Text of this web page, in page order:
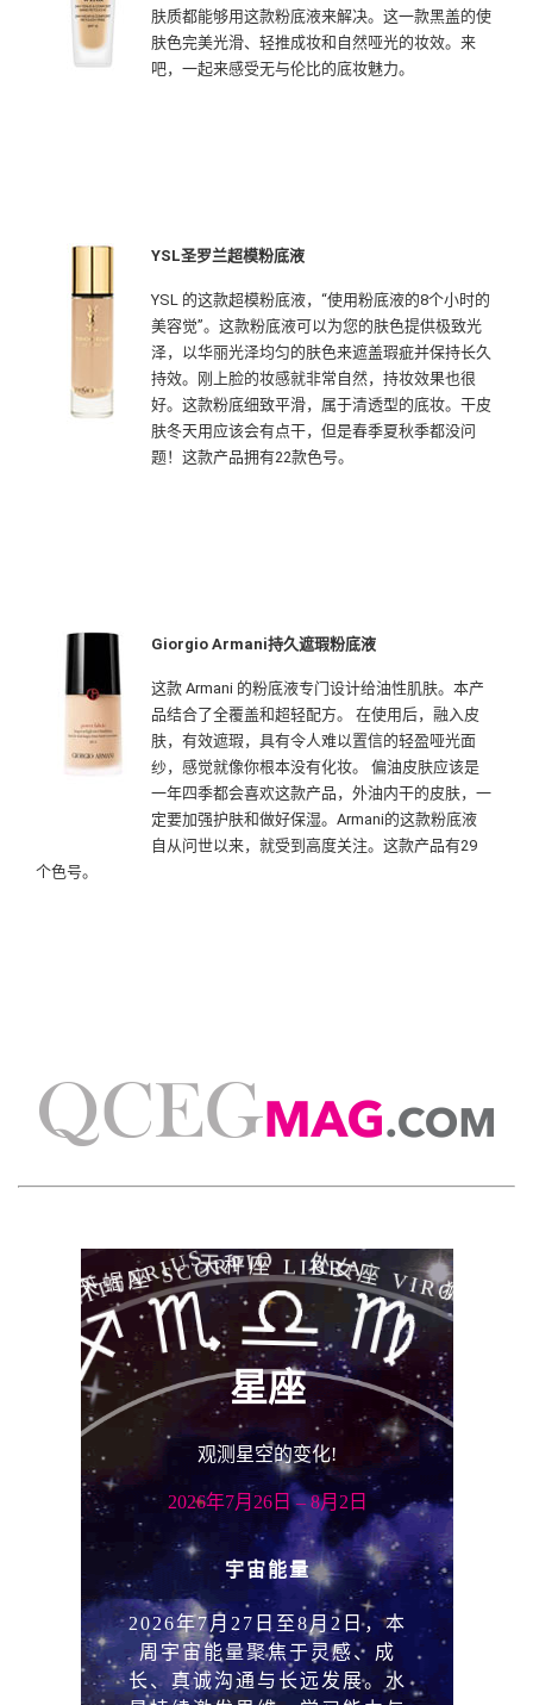
肤质都能够用这款粉底液来解决。这一款黑盖的使
肤色完美光滑、轻推成妆和自然哑光的妆效。来
吧，一起来感受无与伦比的底妆魅力。
YSL圣罗兰超模粉底液
YSL 的这款超模粉底液，“使用粉底液的8个小时的
美容觉”。这款粉底液可以为您的肤色提供极致光
泽，以华丽光泽均匀的肤色来遮盖瑕疵并保持长久
持效。刚上脸的妆感就非常自然，持妆效果也很
好。这款粉底细致平滑，属于清透型的底妆。干皮
肤冬天用应该会有点干，但是春季夏秋季都没问
题！这款产品拥有22款色号。
Giorgio Armani持久遮瑕粉底液
这款 Armani 的粉底液专门设计给油性肌肤。本产
品结合了全覆盖和超轻配方。 在使用后，融入皮
肤，有效遮瑕，具有令人难以置信的轻盈哑光面
纱，感觉就像你根本没有化妆。 偏油皮肤应该是
一年四季都会喜欢这款产品，外油内干的皮肤，一
定要加强护肤和做好保湿。Armani的这款粉底液
自从问世以来，就受到高度关注。这款产品有29
个色号。